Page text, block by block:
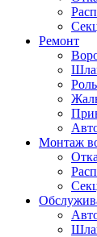
Ремонт
Монтаж